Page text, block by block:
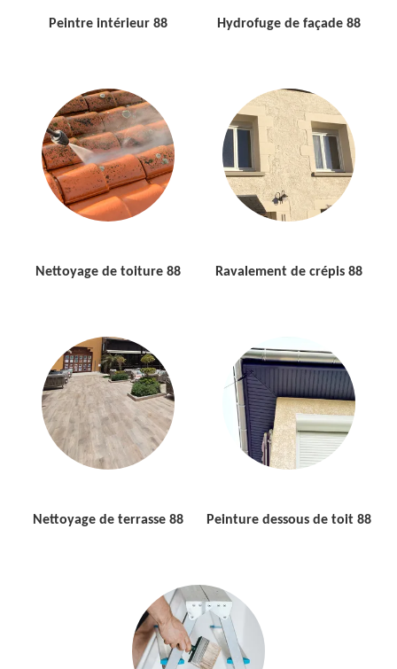
Peintre intérieur 88 Hydrofuge de façade 88
Nettoyage de toiture 88 Ravalement de crépis 88
Nettoyage de terrasse 88 Peinture dessous de toit 88